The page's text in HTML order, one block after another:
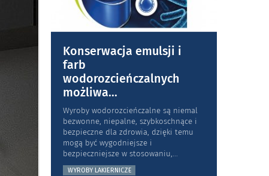
Konserwacja emulsji i
farb
wodorozcieńczalnych
możliwa...
Wyroby wodorozcieńczalne są niemal
bezwonne, niepalne, szybkoschnące i
bezpieczne dla zdrowia, dzięki temu
mogą być wygodniejsze i
bezpieczniejsze w stosowaniu,...
WYROBY LAKIERNICZE